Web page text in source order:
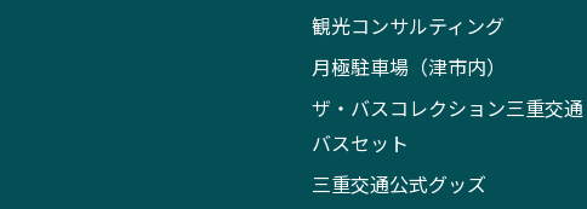
観光コンサルティング
月極駐車場（津市内）
ザ・バスコレクション三重交通
バスセット
三重交通公式グッズ